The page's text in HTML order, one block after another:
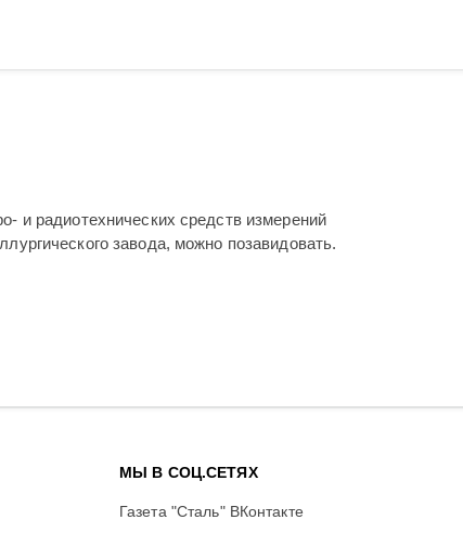
и радиотехнических средств измерений
завода, можно позавидовать.
МЫ В СОЦ.СЕТЯХ
Газета "Сталь" ВКонтакте